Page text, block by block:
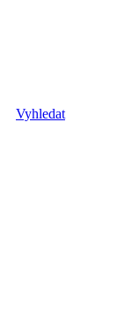
Vyhledat